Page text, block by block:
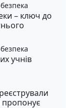
– ключ до
учнів
пропонує